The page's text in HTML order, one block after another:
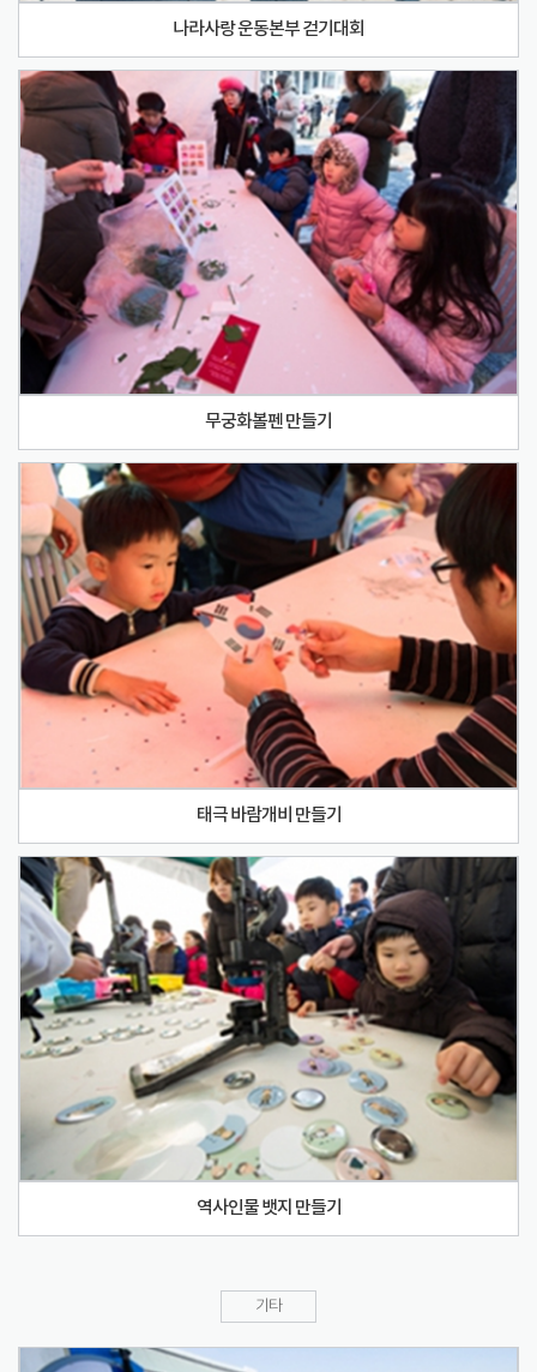
나라사랑 운동본부 걷기대회
무궁화볼펜 만들기
태극 바람개비 만들기
역사인물 뱃지 만들기
기타